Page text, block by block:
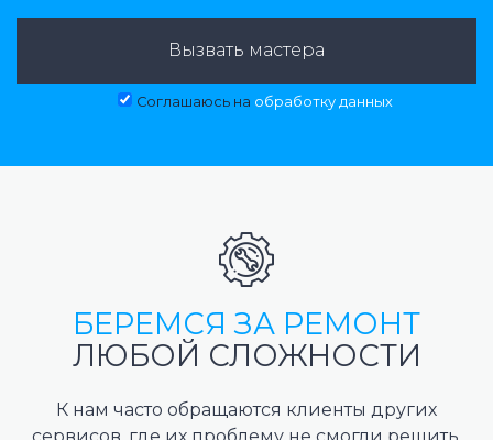
Вызвать мастера
Соглашаюсь на обработку данных
БЕРЕМСЯ ЗА РЕМОНТ
ЛЮБОЙ СЛОЖНОСТИ
К нам часто обращаются клиенты других